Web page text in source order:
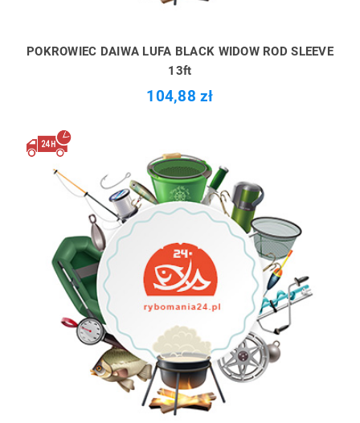
POKROWIEC DAIWA LUFA BLACK WIDOW ROD SLEEVE
13ft
104,88 zł